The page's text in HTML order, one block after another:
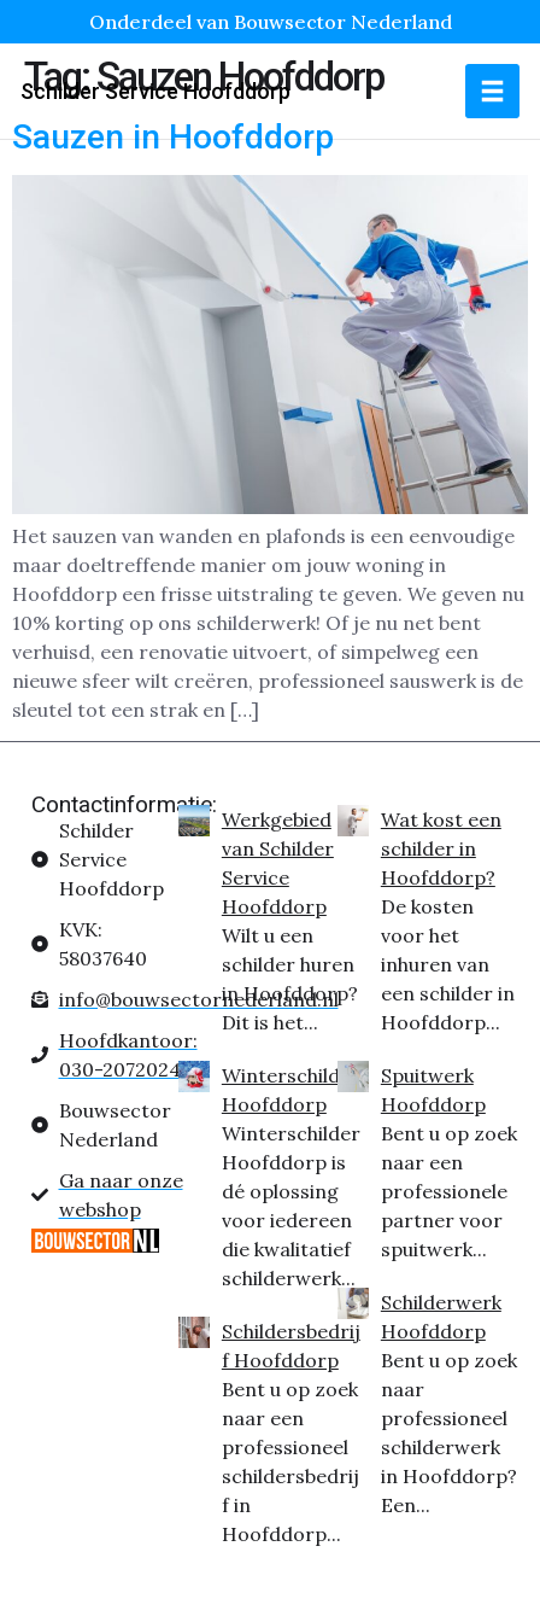
Onderdeel van Bouwsector Nederland
Schilder Service Hoofddorp
Tag:Sauzen Hoofddorp
Sauzen in Hoofddorp
Het sauzen van wanden en plafonds is een eenvoudige
maar doeltreffende manier om jouw woning in
Hoofddorp een frisse uitstraling te geven. We geven nu
10% korting op ons schilderwerk! Of je nu net bent
verhuisd, een renovatie uitvoert, of simpelweg een
nieuwe sfeer wilt creëren, professioneel sauswerk is de
sleutel tot een strak en […]
Contactinformatie:
Schilder
Service
Hoofddorp
KVK:
58037640
info@bouwsectornederland.nl
Hoofdkantoor:
030-2072024
Bouwsector
Nederland
Ga naar onze
webshop
Werkgebied
van Schilder
Service
Hoofddorp
Wilt u een
schilder huren
in Hoofddorp?
Dit is het...
Winterschilder
Hoofddorp
Winterschilder
Hoofddorp is
dé oplossing
voor iedereen
die kwalitatief
schilderwerk...
Schildersbedrij
f Hoofddorp
Bent u op zoek
naar een
professioneel
schildersbedrij
f in
Hoofddorp...
Wat kost een
schilder in
Hoofddorp?
De kosten
voor het
inhuren van
een schilder in
Hoofddorp...
Spuitwerk
Hoofddorp
Bent u op zoek
naar een
professionele
partner voor
spuitwerk...
Schilderwerk
Hoofddorp
Bent u op zoek
naar
professioneel
schilderwerk
in Hoofddorp?
Een...